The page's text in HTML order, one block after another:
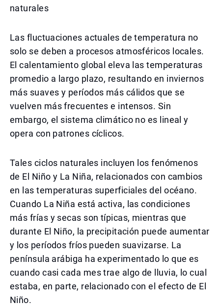
naturales
Las fluctuaciones actuales de temperatura no
solo se deben a procesos atmosféricos locales.
El calentamiento global eleva las temperaturas
promedio a largo plazo, resultando en inviernos
más suaves y períodos más cálidos que se
vuelven más frecuentes e intensos. Sin
embargo, el sistema climático no es lineal y
opera con patrones cíclicos.
Tales ciclos naturales incluyen los fenómenos
de El Niño y La Niña, relacionados con cambios
en las temperaturas superficiales del océano.
Cuando La Niña está activa, las condiciones
más frías y secas son típicas, mientras que
durante El Niño, la precipitación puede aumentar
y los períodos fríos pueden suavizarse. La
península arábiga ha experimentado lo que es
cuando casi cada mes trae algo de lluvia, lo cual
estaba, en parte, relacionado con el efecto de El
Niño.